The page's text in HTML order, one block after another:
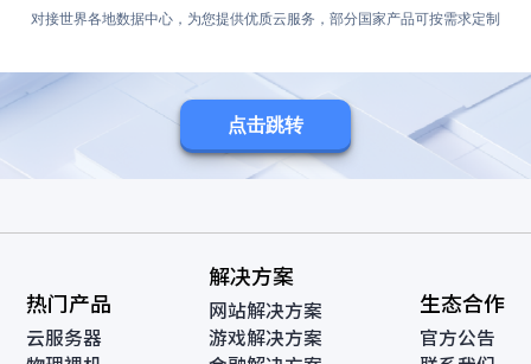
对接世界各地数据中心，为您提供优质云服务，部分国家产品可按需求定制
点击跳转
热门产品
云服务器
解决方案
网站解决方案
游戏解决方案
生态合作
官方公告